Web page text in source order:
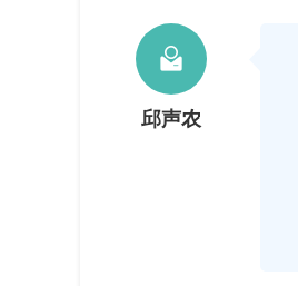

邱声农